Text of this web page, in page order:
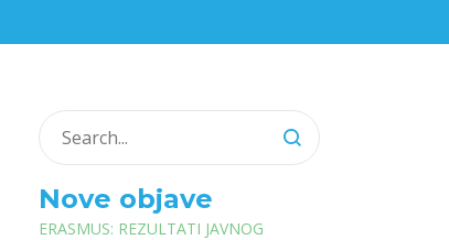
Nove objave
ERASMUS: REZULTATI JAVNOG